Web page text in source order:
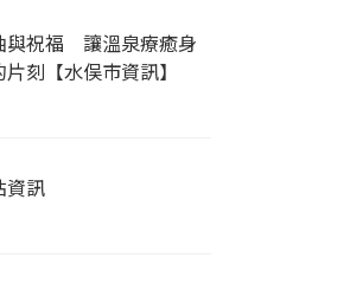
與祝福 讓溫泉療癒身
刻【水俣市資訊】
資訊